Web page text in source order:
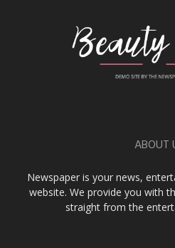
ABOUT
Newspaper is your news,
website. We provide you with
straight from the